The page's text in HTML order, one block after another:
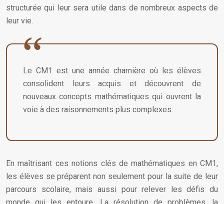
structurée qui leur sera utile dans de nombreux aspects de
leur vie.
Le CM1 est une année charnière où les élèves
consolident leurs acquis et découvrent de
nouveaux concepts mathématiques qui ouvrent la
voie à des raisonnements plus complexes.
En maîtrisant ces notions clés de mathématiques en CM1,
les élèves se préparent non seulement pour la suite de leur
parcours scolaire, mais aussi pour relever les défis du